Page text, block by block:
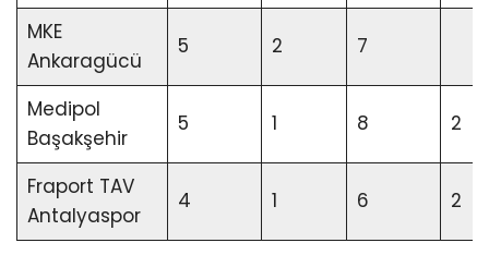
MKE
Ankaragücü
5 2 7
Medipol
Başakşehir
5 1 8 2
Fraport TAV
Antalyaspor
4 1 6 2